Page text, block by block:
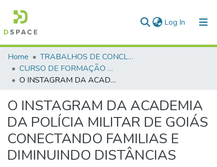
Log In (current)
Communities & Collections
All of DSpace
Home
TRABALHOS DE CONCLUSÃO DE CURSO - CFP (CURSO DE FORMAÇÃO DE PRAÇAS)
CURSO DE FORMAÇÃO DE PRAÇAS - CFP - 2023
O INSTAGRAM DA ACADEMIA DA POLÍCIA MILITAR DE GOIÁS CONECTANDO FAMILIAS E DIMINUINDO DISTÂNCIAS
O INSTAGRAM DA ACADEMIA
DA POLÍCIA MILITAR DE GOIÁS
CONECTANDO FAMILIAS E
DIMINUINDO DISTÂNCIAS